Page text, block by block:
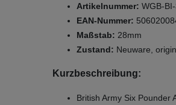
Artikelnummer: WGB-
EAN-Nummer:
Maßstab: 28mm
Zustand: Neuware,
Kurzbeschreibung:
British Army Six Pounder